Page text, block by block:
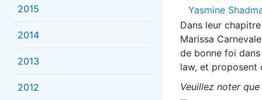
2015
2014
2013
2012
Yasmine
Dans leur
Marissa
de bonne foi
law, et proposent
Veuillez noter